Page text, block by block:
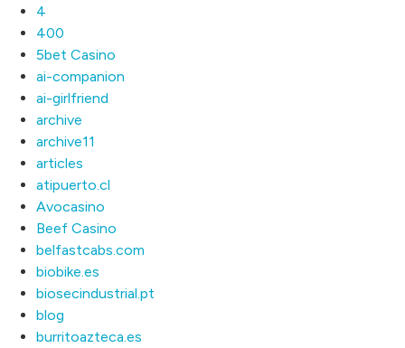
4
400
5bet Casino
ai-companion
ai-girlfriend
archive
archive11
articles
atipuerto.cl
Avocasino
Beef Casino
belfastcabs.com
biobike.es
biosecindustrial.pt
blog
burritoazteca.es